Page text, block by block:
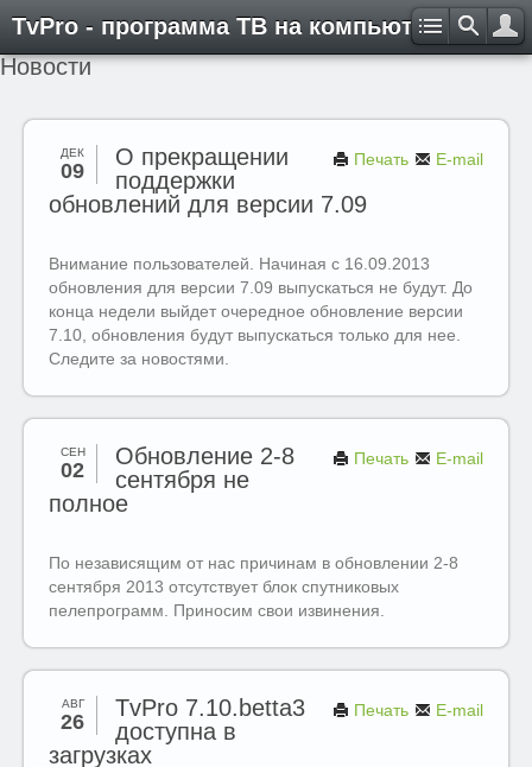
TvPro - программа ТВ на компьютере
Новости
E-mail
Печать
ДЕК
09
О прекращении
поддержки
обновлений для версии 7.09
Внимание пользователей. Начиная с 16.09.2013
обновления для версии 7.09 выпускаться не будут. До
конца недели выйдет очередное обновление версии
7.10, обновления будут выпускаться только для нее.
Следите за новостями.
E-mail
Печать
СЕН
02
Обновление 2-8
сентября не
полное
По независящим от нас причинам в обновлении 2-8
сентября 2013 отсутствует блок спутниковых
пелепрограмм. Приносим свои извинения.
E-mail
Печать
АВГ
26
TvPro 7.10.betta3
доступна в
загрузках